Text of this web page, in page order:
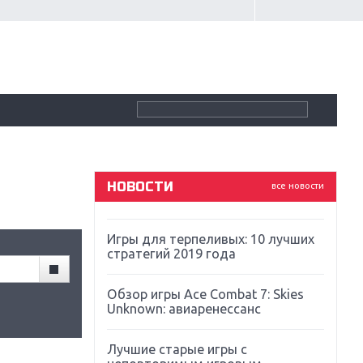
все новости
НОВОСТИ
Souls
Far Cry 5: хвалить нельзя ругать
Игры для терпеливых: 10 лучших
стратегий 2019 года
Обзор игры Ace Combat 7: Skies
Unknown: авиаренессанс
Лучшие старые игры с